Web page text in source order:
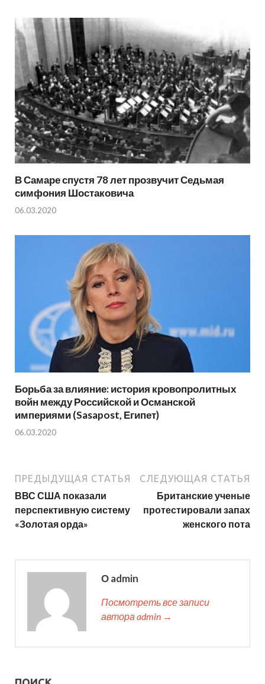
В Самаре спустя 78 лет прозвучит Седьмая
симфония Шостаковича
06.03.2020
Борьба за влияние: история кровопролитных
войн между Российской и Османской
империями (Sasapost, Египет)
06.03.2020
ПРЕДЫДУЩАЯ СТАТЬЯ
ВВС США показали
перспективную систему
«Золотая орда»
СЛЕДУЮЩАЯ СТАТЬЯ
Британские ученые
протестировали запах
женского пота
О admin
Посмотреть все записи
автора admin →